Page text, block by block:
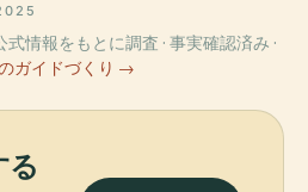
情報をもとに調査 · 事実確認済み ·
ガイドづくり →
る